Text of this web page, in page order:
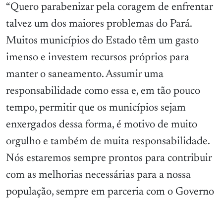
“Quero parabenizar pela coragem de enfrentar
talvez um dos maiores problemas do Pará.
Muitos municípios do Estado têm um gasto
imenso e investem recursos próprios para
manter o saneamento. Assumir uma
responsabilidade como essa e, em tão pouco
tempo, permitir que os municípios sejam
enxergados dessa forma, é motivo de muito
orgulho e também de muita responsabilidade.
Nós estaremos sempre prontos para contribuir
com as melhorias necessárias para a nossa
população, sempre em parceria com o Governo